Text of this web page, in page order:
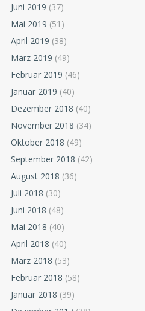
Juni 2019 (37)
Mai 2019 (51)
April 2019 (38)
März 2019 (49)
Februar 2019 (46)
Januar 2019 (40)
Dezember 2018 (40)
November 2018 (34)
Oktober 2018 (49)
September 2018 (42)
August 2018 (36)
Juli 2018 (30)
Juni 2018 (48)
Mai 2018 (40)
April 2018 (40)
März 2018 (53)
Februar 2018 (58)
Januar 2018 (39)